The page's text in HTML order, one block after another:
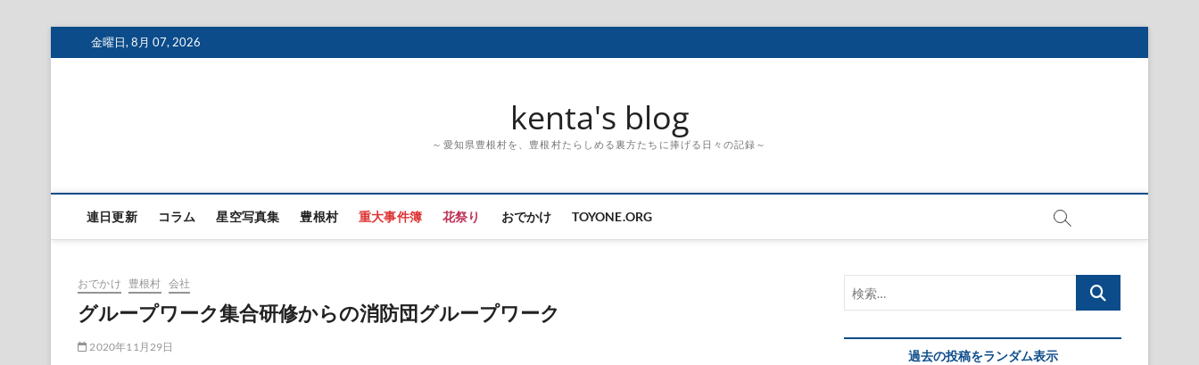
to
金曜日, 8月 07, 2026
kenta's blog
～愛知県豊根村を、豊根村たらしめる裏方たちに捧げる日々の記録～
連日更新 コラム 星空写真集 豊根村 重大事件簿 花祭り おでかけ TOYONE.ORG
おでかけ 豊根村 会社
グループワーク集合研修からの消防団グループワーク
2020年11月29日
索…
過去の投稿をランダム表示